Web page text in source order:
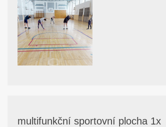
multifunkční sportovní plocha 1x